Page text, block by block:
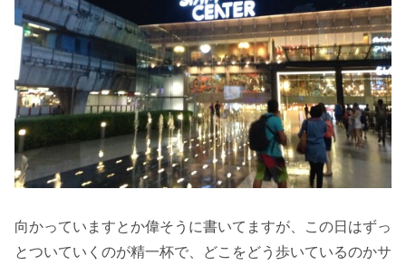
向かっていますとか偉そうに書いてますが、この日はずっ
とついていくのが精一杯で、どこをどう歩いているのかサ